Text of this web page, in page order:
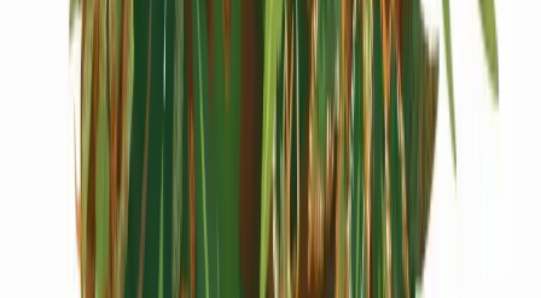
Cannabis Extrakte